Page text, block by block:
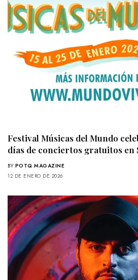
Festival Músicas del Mundo
días de conciertos gratuitos en
BY POTQ MAGAZINE
12 DE ENERO DE 2026